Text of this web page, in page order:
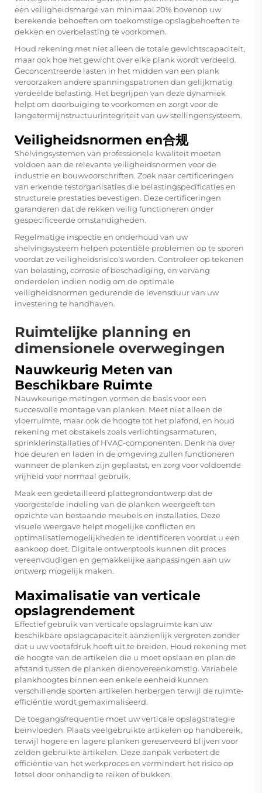
een veiligheidsmarge van minimaal 20% bovenop uw
berekende behoeften om toekomstige opslagbehoeften te
dekken en overbelasting te voorkomen.
Houd rekening met niet alleen de totale gewichtscapaciteit,
maar ook hoe het gewicht over elke plank wordt verdeeld.
Geconcentreerde lasten in het midden van een plank
veroorzaken andere spanningspatronen dan gelijkmatig
verdeelde belasting. Het begrijpen van deze dynamiek
helpt om doorbuiging te voorkomen en zorgt voor de
langetermijnstructuurintegriteit van uw stellingensysteem.
Veiligheidsnormen en合规
Shelvingsystemen van professionele kwaliteit moeten
voldoen aan de relevante veiligheidsnormen voor de
industrie en bouwvoorschriften. Zoek naar certificeringen
van erkende testorganisaties die belastingspecificaties en
structurele prestaties bevestigen. Deze certificeringen
garanderen dat de rekken veilig functioneren onder
gespecificeerde omstandigheden.
Regelmatige inspectie en onderhoud van uw
shelvingsysteem helpen potentiële problemen op te sporen
voordat ze veiligheidsrisico's worden. Controleer op tekenen
van belasting, corrosie of beschadiging, en vervang
onderdelen indien nodig om de optimale
veiligheidsnormen gedurende de levensduur van uw
investering te handhaven.
Ruimtelijke planning en
dimensionele overwegingen
Nauwkeurig Meten van
Beschikbare Ruimte
Nauwkeurige metingen vormen de basis voor een
succesvolle montage van planken. Meet niet alleen de
vloerruimte, maar ook de hoogte tot het plafond, en houd
rekening met obstakels zoals verlichtingsarmaturen,
sprinklerinstallaties of HVAC-componenten. Denk na over
hoe deuren en laden in de omgeving zullen functioneren
wanneer de planken zijn geplaatst, en zorg voor voldoende
vrijheid voor normaal gebruik.
Maak een gedetailleerd plattegrondontwerp dat de
voorgestelde indeling van de planken weergeeft ten
opzichte van bestaande meubels en installaties. Deze
visuele weergave helpt mogelijke conflicten en
optimalisatiemogelijkheden te identificeren voordat u een
aankoop doet. Digitale ontwerptools kunnen dit proces
vereenvoudigen en gemakkelijke aanpassingen aan uw
ontwerp mogelijk maken.
Maximalisatie van verticale
opslagrendement
Effectief gebruik van verticale opslagruimte kan uw
beschikbare opslagcapaciteit aanzienlijk vergroten zonder
dat u uw voetafdruk hoeft uit te breiden. Houd rekening met
de hoogte van de artikelen die u moet opslaan en plan de
afstand tussen de planken dienovereenkomstig. Variabele
plankhoogtes binnen een enkele eenheid kunnen
verschillende soorten artikelen herbergen terwijl de ruimte-
efficiëntie wordt gemaximaliseerd.
De toegangsfrequentie moet uw verticale opslagstrategie
beïnvloeden. Plaats veelgebruikte artikelen op handbereik,
terwijl hogere en lagere planken gereserveerd blijven voor
zelden gebruikte artikelen. Deze aanpak verbetert de
efficiëntie van het werkproces en vermindert het risico op
letsel door onhandig te reiken of bukken.